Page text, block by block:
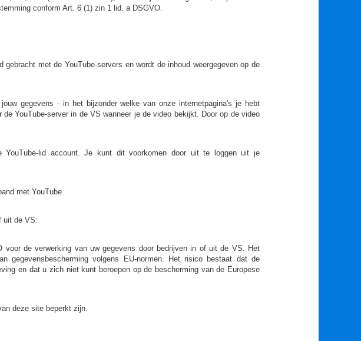
conform Art. 6 (1) zin 1 lid. a DSGVO.
met de YouTube-servers en wordt de inhoud weergegeven op de
gegevens - in het bijzonder welke van onze internetpagina's je hebt
YouTube-server in de VS wanneer je de video bekijkt. Door op de video
YouTube-lid account. Je kunt dit voorkomen door uit te loggen uit je
met YouTube.
uit de VS:
de verwerking van uw gegevens door bedrijven in of uit de VS. Het
volgens EU-normen. Het risico bestaat dat de
en dat u zich niet kunt beroepen op de bescherming van de Europese
deze site beperkt zijn.